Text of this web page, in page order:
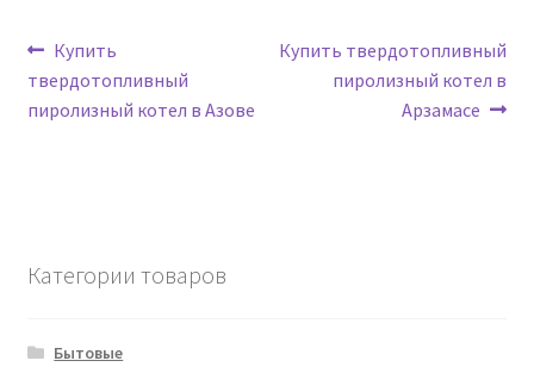
Навигация
по
Предыдущая
запись:
Купить
твердотопливный
пиролизный котел в Азове
Следующая
запись:
Купить твердотопливный
пиролизный котел в
Арзамасе
Категории товаров
Бытовые